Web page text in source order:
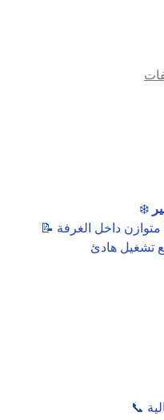
❄️
📝 الوصف: يوفر تبريد سريع وتوزيع هواء متوازن داخل الغرفة